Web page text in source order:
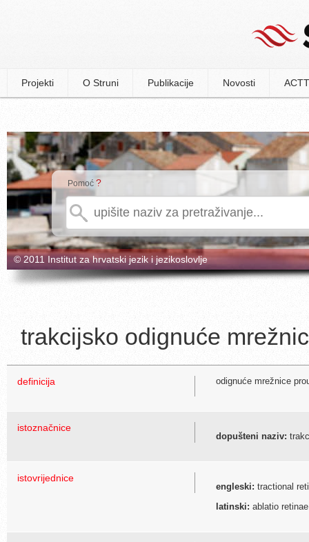
Projekti O Struni Publikacije Novosti
Pomoć ?
© 2011 Institut za hrvatski jezik i jezikoslovlje
trakcijsko odignuće
definicija odignuće mrežnice
istoznačnice
dopušteni naziv:
istovrijednice
engleski: tractional
latinski: ablatio